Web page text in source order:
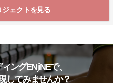
ジェクトを見る
ングENjiNEで、
してみませんか？